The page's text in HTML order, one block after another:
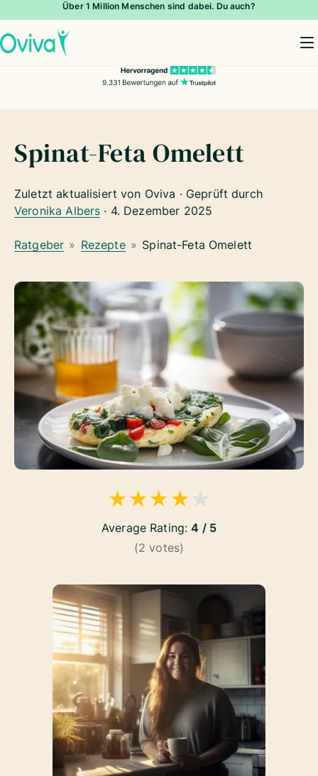
Über 1 Million Menschen sind dabei. Du auch?
Spinat-Feta Omelett
Zuletzt aktualisiert von Oviva · Geprüft durch
Veronika Albers · 4. Dezember 2025
Ratgeber » Rezepte » Spinat-Feta Omelett
★★★★★
Average Rating:4 / 5
(2 votes)